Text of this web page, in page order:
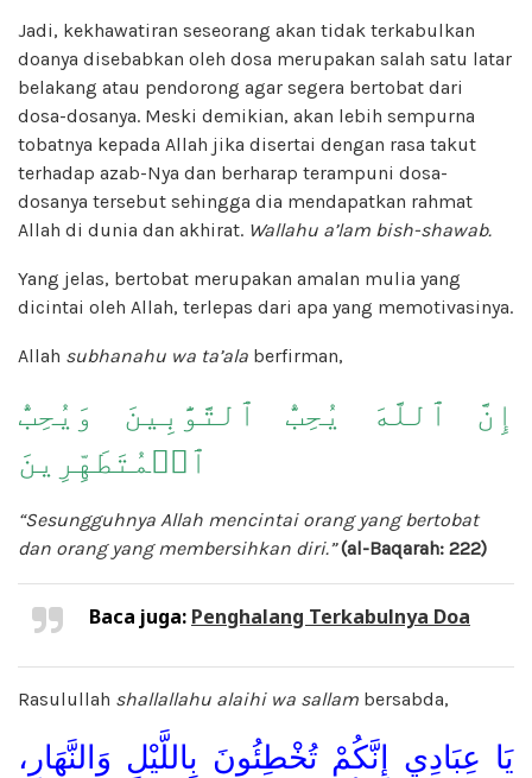
Jadi, kekhawatiran seseorang akan tidak terkabulkan
doanya disebabkan oleh dosa merupakan salah satu latar
belakang atau pendorong agar segera bertobat dari
dosa-dosanya. Meski demikian, akan lebih sempurna
tobatnya kepada Allah jika disertai dengan rasa takut
terhadap azab-Nya dan berharap terampuni dosa-
dosanya tersebut sehingga dia mendapatkan rahmat
Allah di dunia dan akhirat. Wallahu a’lam bish-shawab.
Yang jelas, bertobat merupakan amalan mulia yang
dicintai oleh Allah, terlepas dari apa yang memotivasinya.
Allah subhanahu wa ta’ala berfirman,
إِنَّ ٱللَّهَ يُحِبُّ ٱلتَّوَّٰبِينَ وَيُحِبُّ
ٱلۡمُتَطَهِّرِينَ
“Sesungguhnya Allah mencintai orang yang bertobat
dan orang yang membersihkan diri.”(al-Baqarah: 222)
Baca juga: Penghalang Terkabulnya Doa
Rasulullah shallallahu alaihi wa sallam bersabda,
يَا عِبَادِي إِنَّكُمْ تُخْطِئُونَ بِاللَّيْلِ وَالنَّهَارِ،